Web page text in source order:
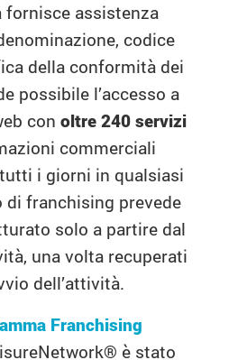
fornisce assistenza
codice
della conformità dei
possibile l’accesso a
con oltre 240 servizi
commerciali
i giorni in qualsiasi
franchising prevede
solo a partire dal
una volta recuperati
dell’attività.
Franchising
® è stato